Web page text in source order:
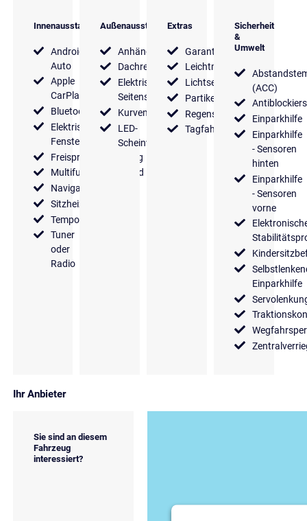
Innenausstattung
Android
Auto
Apple
CarPlay
Bluetooth
Elektrische
Fensterheber
Freisprecheinrichtung
Multifunktionslenkrad
Navigationssystem
Sitzheizung
Tempomat
Tuner
oder
Radio
Außenausstattung
Anhängerkupplung
Dachreling
Elektrische
Seitenspiegel
Kurvenlicht
LED-
Scheinwerfer
Extras
Garantie
Leichtmetallfelgen
Lichtsensor
Partikelfilter
Regensensor
Tagfahrlicht
Sicherheit
&
Umwelt
(ACC)
Einparkhilfe
Einparkhilfe
- Sensoren
hinten
Einparkhilfe
- Sensoren
vorne
Einparkhilfe
Ihr Anbieter
Sie sind an diesem
Fahrzeug
interessiert?